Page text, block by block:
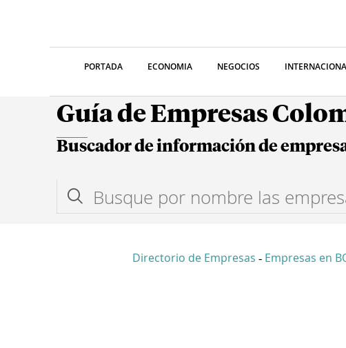
PORTADA ECONOMIA NEGOCIOS
Guía de Empresas
Buscador de información de
Directorio de Empresas - Empresas en